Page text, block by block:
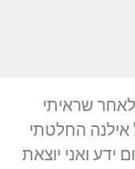
שראיתי
אילנה החלטתי
ידע ואני יוצאת